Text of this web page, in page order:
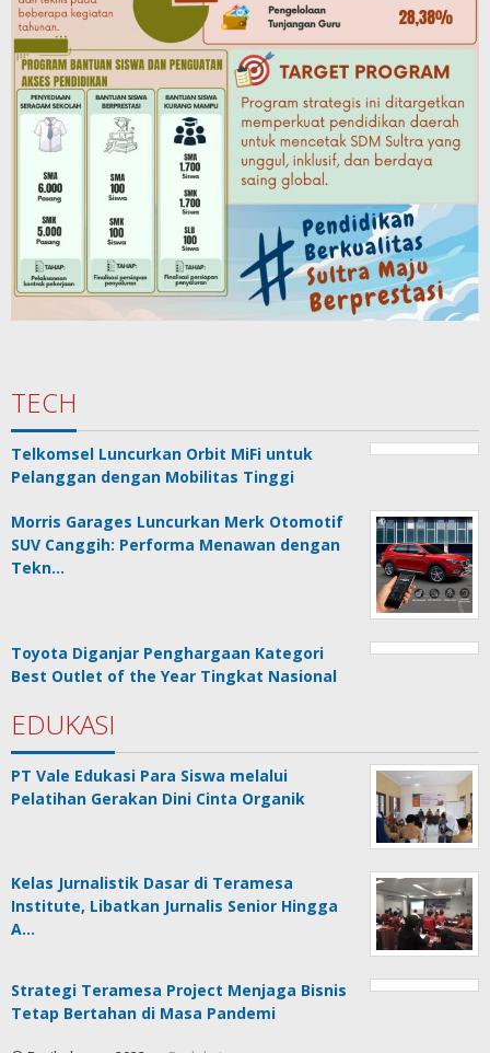
TECH
Telkomsel Luncurkan Orbit MiFi untuk
Pelanggan dengan Mobilitas Tinggi
Morris Garages Luncurkan Merk Otomotif
SUV Canggih: Performa Menawan dengan
Tekn…
Toyota Diganjar Penghargaan Kategori
Best Outlet of the Year Tingkat Nasional
EDUKASI
PT Vale Edukasi Para Siswa melalui
Pelatihan Gerakan Dini Cinta Organik
Kelas Jurnalistik Dasar di Teramesa
Institute, Libatkan Jurnalis Senior Hingga
A…
Strategi Teramesa Project Menjaga Bisnis
Tetap Bertahan di Masa Pandemi